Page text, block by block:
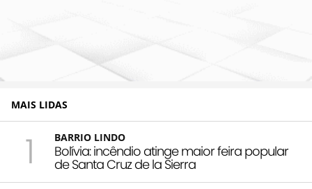
MAIS LIDAS
1 BARRIO LINDO
Bolívia: incêndio atinge maior feira popular
de Santa Cruz de la Sierra